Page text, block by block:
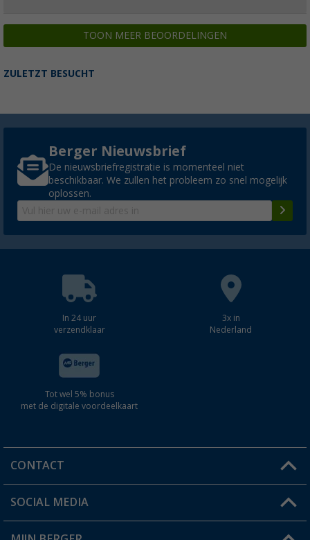
TOON MEER BEOORDELINGEN
ZULETZT BESUCHT
Berger Nieuwsbrief
De nieuwsbriefregistratie is momenteel niet
beschikbaar. We zullen het probleem zo snel mogelijk
oplossen.
In 24 uur
verzendklaar
3x in
Nederland
Tot wel 5% bonus
met de digitale voordeelkaart
CONTACT
Een vraag?
SOCIAL MEDIA